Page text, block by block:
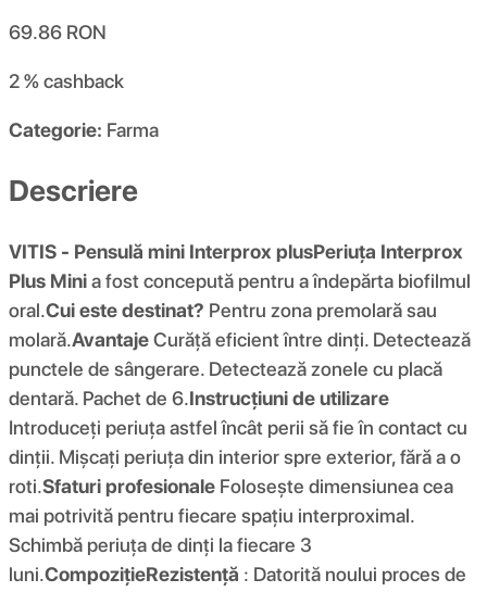
69.86 RON
2 %cashback
Categorie: Farma
Descriere
VITIS - Pensulă mini Interprox plusPeriuța Interprox
Plus Minia fost concepută pentru a îndepărta biofilmul
oral.Cui este destinat? Pentru zona premolară sau
molară.AvantajeCurăță eficient între dinți. Detectează
punctele de sângerare. Detectează zonele cu placă
dentară. Pachet de 6.Instrucțiuni de utilizare
Introduceți periuța astfel încât perii să fie în contact cu
dinții. Mișcați periuța din interior spre exterior, fără a o
roti.Sfaturi profesionale Folosește dimensiunea cea
mai potrivită pentru fiecare spațiu interproximal.
Schimbă periuța de dinți la fiecare 3
luni.CompoziţieRezistență : Datorită noului proces de